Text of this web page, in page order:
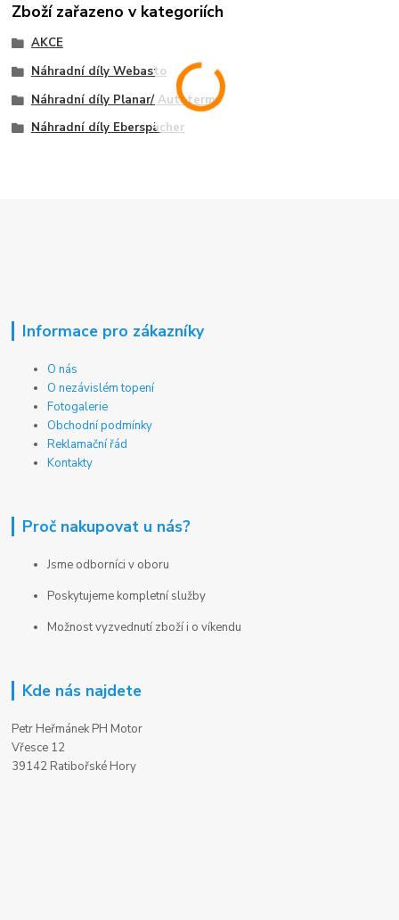
Zboží zařazeno v kategoriích
AKCE
Náhradní díly Webasto
Náhradní díly Planar/ Autoterm
Náhradní díly Eberspächer
Informace pro zákazníky
O nás
O nezávislém topení
Fotogalerie
Obchodní podmínky
Reklamační řád
Kontakty
Proč nakupovat u nás?
Jsme odborníci v oboru
Poskytujeme kompletní služby
Možnost vyzvednutí zboží i o víkendu
Kde nás najdete
Petr Heřmánek PH Motor
Vřesce 12
39142 Ratibořské Hory